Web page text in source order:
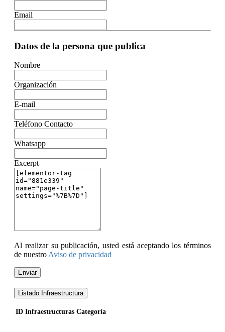
Email
Datos de la persona que publica
Nombre
Organización
E-mail
Teléfono Contacto
Whatsapp
Excerpt
Al realizar su publicación, usted está aceptando los términos
de nuestro Aviso de privacidad
Enviar
Listado Infraestructura
ID Infraestructuras Categoría